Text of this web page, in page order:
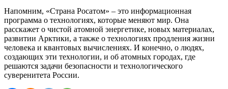
Напомним, «Страна Росатом» – это информационная
программа о технологиях, которые меняют мир. Она
расскажет о чистой атомной энергетике, новых материалах,
развитии Арктики, а также о технологиях продления жизни
человека и квантовых вычислениях. И конечно, о людях,
создающих эти технологии, и об атомных городах, где
решаются задачи безопасности и технологического
суверенитета России.